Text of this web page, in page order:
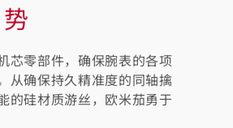
芯零部件，确保腕表的各项
从确保持久精准度的同轴擒
的硅材质游丝，欧米茄勇于